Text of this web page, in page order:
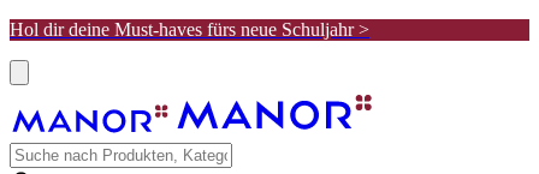
Hol dir deine Must-haves fürs neue Schuljahr >